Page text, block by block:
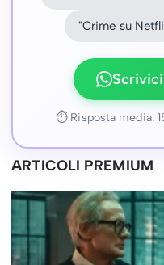
"Crime su
⏱ Risposta media:
ARTICOLI PREMIUM